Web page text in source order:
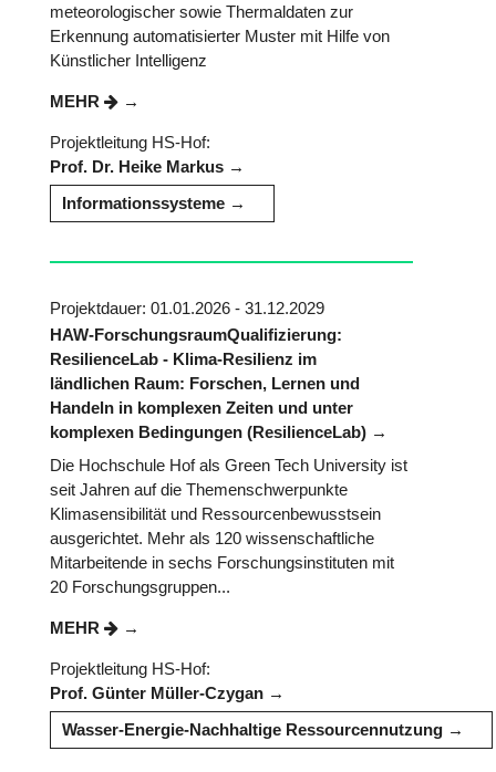
meteorologischer sowie Thermaldaten zur
Erkennung automatisierter Muster mit Hilfe von
Künstlicher Intelligenz
MEHR
Projektleitung HS-Hof:
Prof. Dr. Heike Markus
Informationssysteme
Projektdauer: 01.01.2026 - 31.12.2029
HAW-ForschungsraumQualifizierung:
ResilienceLab - Klima-Resilienz im
ländlichen Raum: Forschen, Lernen und
Handeln in komplexen Zeiten und unter
komplexen Bedingungen (ResilienceLab)
Die Hochschule Hof als Green Tech University ist
seit Jahren auf die Themenschwerpunkte
Klimasensibilität und Ressourcenbewusstsein
ausgerichtet. Mehr als 120 wissenschaftliche
Mitarbeitende in sechs Forschungsinstituten mit
20 Forschungsgruppen...
MEHR
Projektleitung HS-Hof:
Prof. Günter Müller-Czygan
Wasser-Energie-Nachhaltige Ressourcennutzung